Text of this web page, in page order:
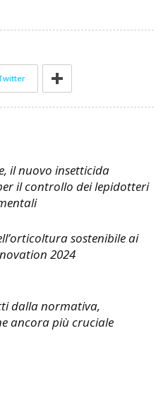
il nuovo insetticida
il controllo dei lepidotteri
sostenibile ai
2024
dalla normativa,
ancora più cruciale